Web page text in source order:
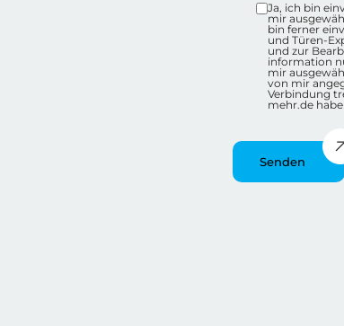
Ja, ich bin
mir
bin ferner
und Türen-
und zur
information
mir
von mir
Verbindung
mehr.de